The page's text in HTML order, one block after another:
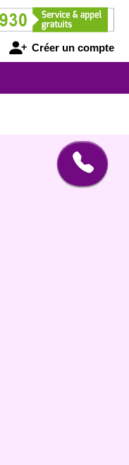
Créer un compte